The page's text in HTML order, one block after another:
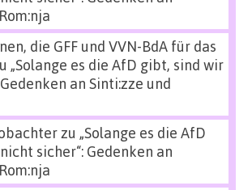
die GFF und VVN-BdA für das
„Solange es die AfD gibt, sind wir
an Sinti:zze und
zu „Solange es die AfD
sicher“: Gedenken an